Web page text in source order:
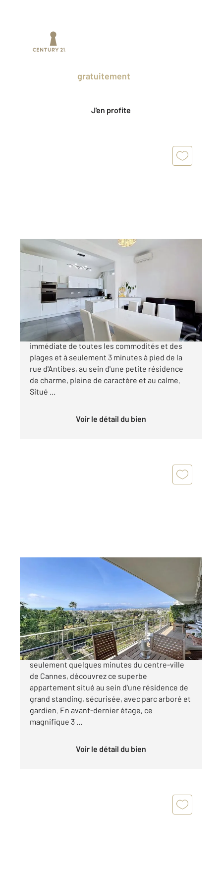
gratuitement
J'en profite
CANNES 06
67,01 m2
, 3 pièces
Ref : 52215
Appartement F3 à vendre
435 000 €
Cannes Basse Californie À proximité
immédiate de toutes les commodités et des
plages et à seulement 3 minutes à pied de la
rue d'Antibes, au sein d'une petite résidence
de charme, pleine de caractère et au calme.
Situé ...
Voir le détail du bien
Appartement F3 à vendre
1 100 000 €
Cannes Secteur très résidentiel d'Isola Bella À
seulement quelques minutes du centre-ville
de Cannes, découvrez ce superbe
appartement situé au sein d'une résidence de
grand standing, sécurisée, avec parc arboré et
gardien. En avant-dernier étage, ce
magnifique 3 ...
Voir le détail du bien